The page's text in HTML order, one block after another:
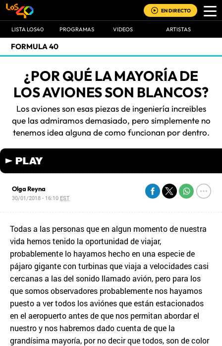
EN DIRECTO
LISTA LOS40 PROGRAMAS VIDEOS ARTISTAS
FORMULA 40
¿POR QUÉ LA MAYORÍA DE
LOS AVIONES SON BLANCOS?
Los aviones son esas piezas de ingeniería increibles
que las admiramos demasiado, pero simplemente no
tenemos idea alguna de como funcionan por dentro.
Olga Reyna
30/01/2018 - 16:10 EST
Todas a las personas que en algun momento de nuestra
vida hemos tenido la oportunidad de viajar,
probablemente lo hayamos hecho en una especie de
pájaro gigante con turbinas que viaja a velocidades casi
cercanas a las del sonido llamado avión, pero para los
que somos observadores probablemente nos hayamos
puesto a ver todos los aviónes que están estacionados
en el aeropuerto antes de que nos permitan abordar el
nuestro y nos habremos dado cuenta de que la
grandísima mayoría, por no decir que todos, son de color